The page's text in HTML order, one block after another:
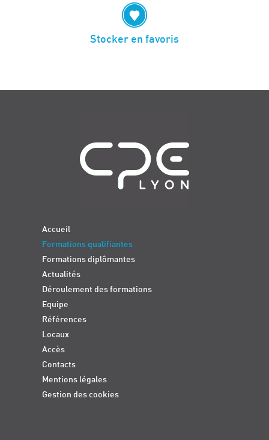
Stocker en favoris
Accueil
Formations qualifiantes
Formations diplômantes
Actualités
Déroulement des formations
Equipe
Références
Locaux
Accès
Contacts
Mentions légales
Gestion des cookies